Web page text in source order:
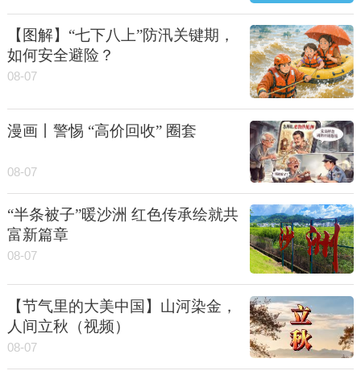
【图解】“七下八上”防汛关键期，
如何安全避险？
08-07
漫画丨警惕 “高价回收” 圈套
08-07
“半条被子”暖沙洲 红色传承绘就共
富新篇章
08-07
【节气里的大美中国】山河染金，
人间立秋（视频）
08-07